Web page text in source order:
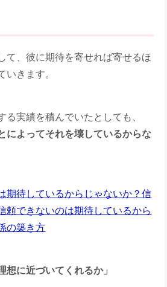
て、彼に期待を寄せれば寄せるほ
きます。
実績を積んでいたとしても、
によってそれを壊しているからな
期待しているからじゃないか？信
頼できないのは期待しているから
の築き方
想に近づいてくれるか」